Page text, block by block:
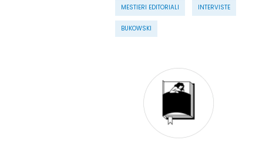
MESTIERI EDITORIALI INTERVISTE
BUKOWSKI